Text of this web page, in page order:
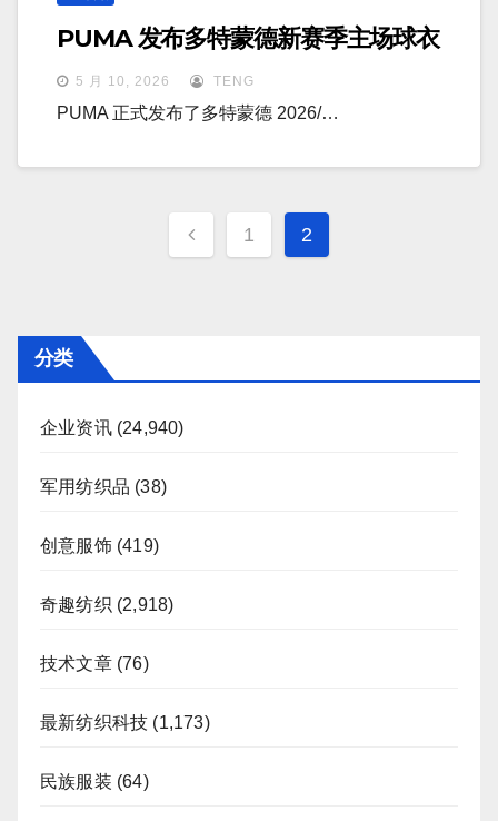
PUMA 发布多特蒙德新赛季主场球衣
5 月 10, 2026 TENG
PUMA 正式发布了多特蒙德 2026/…
文
章
1 2
分类
企业资讯(24,940)
军用纺织品 (38)
创意服饰(419)
奇趣纺织 (2,918)
技术文章(76)
最新纺织科技 (1,173)
民族服装 (64)